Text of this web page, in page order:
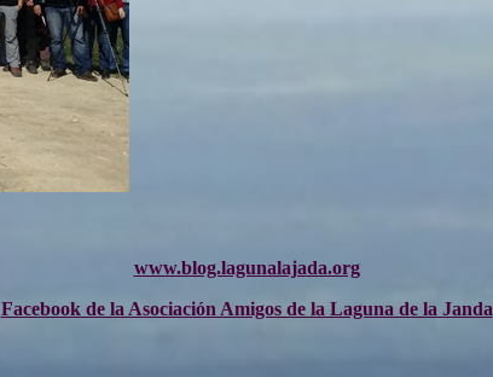
www.blog.lagunalajada.org
Facebook de la Asociación Amigos de la Laguna de la Janda